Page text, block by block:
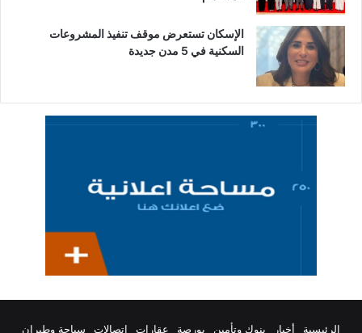
الإسكان تستعرض موقف تنفيذ المشروعات
السكنية في 5 مدن جديدة
الرئيسية أخبار بنوك وتأمين بورصة عقارات اتصالات سياحة وطيران